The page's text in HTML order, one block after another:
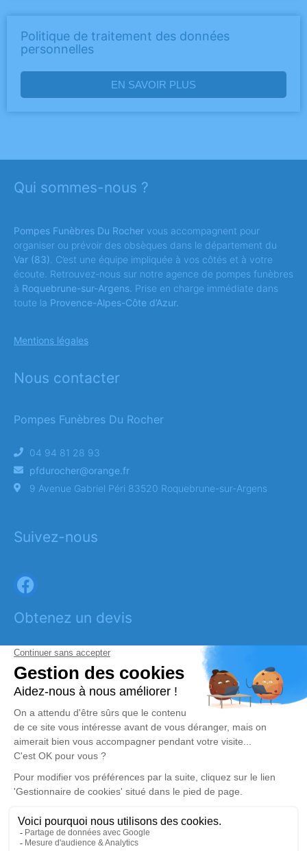
Politique de traitement des données
personnelles
EN SAVOIR PLUS
Qui sommes-nous ?
Pompes Funèbres Du Rocher vous accompagnent pour
organiser ou prévoir des obsèques dans le département du
Var (83) . C’est une équipe impliquée à vos côtés et à votre
écoute. Retrouvez-nous sur notre agence de pompes funèbres
à Roquebrune-sur-Argens. Prise en charge immédiate dans
toute la Provence-Alpes-Côte d’Azur.
Mentions légales
Nous contacter
Pompes Funèbres Du Rocher
04 94 81 28 93
pfdurocher@orange.fr
9 Avenue Gabriel Péri 83520 Roquebrune-sur-Argens
Suivez-nous
Obtenez un devis
DEVIS OBSÈQUES
DEVIS PRÉVOYANCE
DEVIS MARBRERIE